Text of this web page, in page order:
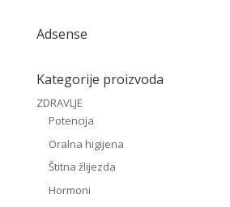
Adsense
Kategorije proizvoda
ZDRAVLJE
Potencija
Oralna higijena
Štitna žlijezda
Hormoni